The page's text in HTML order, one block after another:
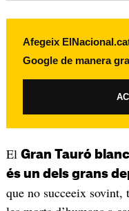
Afegeix
Google de manera
El Gran Tauró
és un dels grans
que no succeeix sovint,